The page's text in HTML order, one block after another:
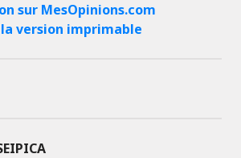
sur MesOpinions.com
version imprimable